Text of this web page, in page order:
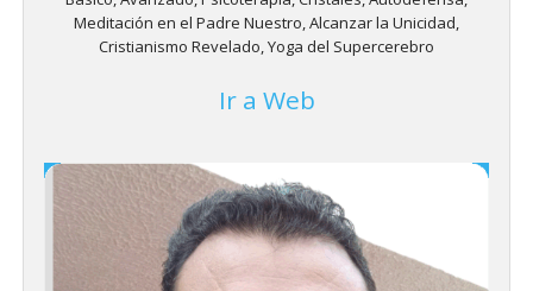
Meditación en el Padre Nuestro, Alcanzar la Unicidad,
Cristianismo Revelado, Yoga del Supercerebro
Ir a Web